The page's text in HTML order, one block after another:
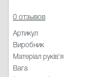
0 отзывов
Артикул
Виробник
Матеріал руків'я
Вага